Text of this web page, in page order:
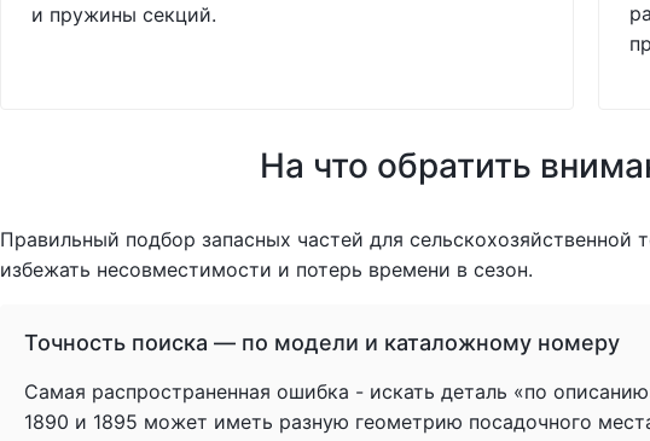
и пружины секций.
На что обратить
Правильный подбор запасных частей для сельскохозяйственной
избежать несовместимости и потерь времени в сезон.
Точность поиска — по модели и каталожному номеру
Самая распространенная ошибка - искать деталь «по
1890 и 1895 может иметь разную геометрию посадочного